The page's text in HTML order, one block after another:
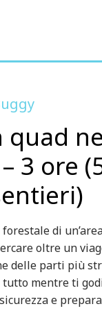
quad
3 ore
di
oltre un
delle parti più
mentre ti
e